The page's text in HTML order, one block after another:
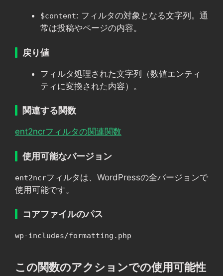
$content: フィルタの対象となる文字列。通
常は投稿やページの内容。
戻り値
フィルタ処理された文字列（数値エンティ
ティに変換された内容）。
関連する関数
ent2ncrフィルタの関連関数
使用可能なバージョン
ent2ncrフィルタは、WordPressの全バージョンで
使用可能です。
コアファイルのパス
wp-includes/formatting.php
この関数のアクションでの使用可能性